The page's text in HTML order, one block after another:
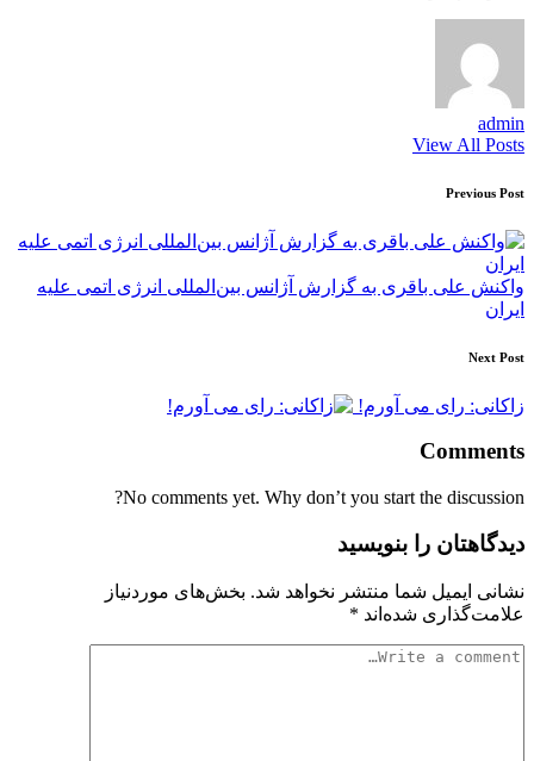
admin
View All Posts
Post
navigation
Previous Post
واکنش علی باقری به گزارش آژانس بین‌المللی انرژی اتمی علیه
ایران
Next Post
زاکانی: رای می آورم!
Comments
No comments yet. Why don’t you start the discussion?
دیدگاهتان را بنویسید
نشانی ایمیل شما منتشر نخواهد شد. بخش‌های موردنیاز
علامت‌گذاری شده‌اند *